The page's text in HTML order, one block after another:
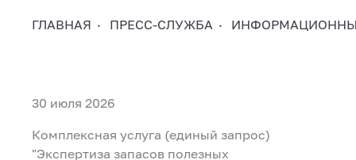
ГЛАВНАЯ ПРЕСС-СЛУЖБА
30 июля 2026
Комплексная услуга (единый запрос)
"Экспертиза запасов полезных